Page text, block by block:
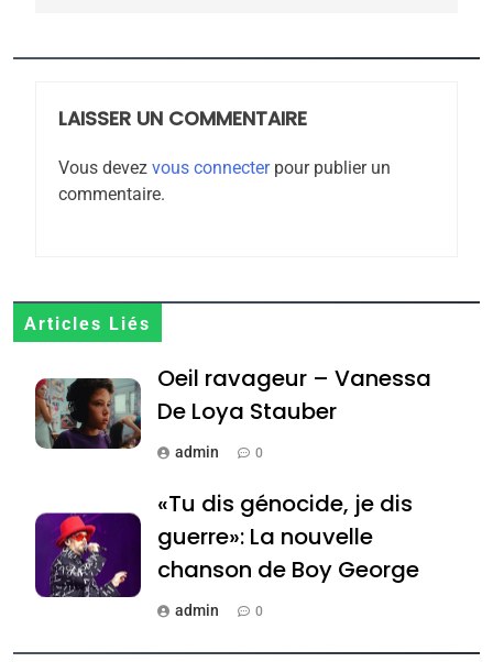
LAISSER UN COMMENTAIRE
Vous devez vous connecterpour publier un
commentaire.
Articles Liés
Oeil ravageur – Vanessa
De Loya Stauber
admin 0
«Tu dis génocide, je dis
guerre»: La nouvelle
chanson de Boy George
admin 0
2025, l’année la plus
rapport d’ADL contre
FRANCE ISRAÉL
6
Zrihen-Dvir
7
Jacques Hadida
JUDAISME
Maroc : Les amandes de
Tafraout, le miel de Tadla
Azilal consacrés produits
du terroir